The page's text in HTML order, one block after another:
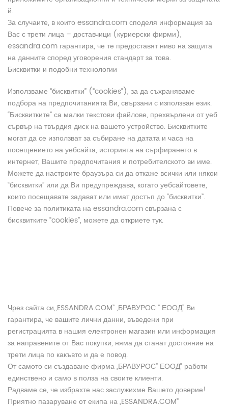
й.
За случаите, в които essandra.com споделя информация за
Вас с трети лица – доставчици (куриерски фирми),
essandra.com гарантира, че те предоставят ниво на защита
на данните според уговорения стандарт за това.
Бисквитки и подобни технологии
Използваме “бисквитки” (“cookies”), за да съхраняваме
подбора на предпочитанията Ви, свързани с използван език.
“Бисквитките” са малки текстови файлове, прехвърлени от уеб
сървър на твърдия диск на вашето устройство. Бисквитките
могат да се използват за събиране на датата и часа на
посещението на уебсайта, историята на сърфирането в
интернет, Вашите предпочитания и потребителското ви име.
Можете да настроите браузъра си да откаже всички или някои
“бисквитки” или да Ви предупреждава, когато уебсайтовете,
които посещавате задават или имат достъп до “бисквитки”.
Повече за политиката на essandra.com свързана с
бисквитките “cookies”, можете да откриете тук.
Чрез сайта си,,ESSANDRA.COM” „БРАВУРОС ” ЕООД” Ви
гарантира, че вашите лични данни, въведени при
регистрацията в нашия електронен магазин или информация
за направените от Вас покупки, няма да станат достояние на
трети лица по какъвто и да е повод.
От самото си създаване фирма „БРАВУРОС” ЕООД” работи
единствено и само в полза на своите клиенти.
Радваме се, че избрахте нас заслужихме Вашето доверие!
Приятно пазаруване от екипа на „ESSANDRA.COM”